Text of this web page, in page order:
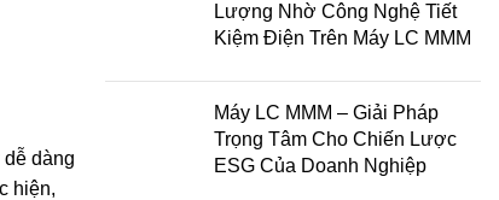
dàng
hiện,
Lượng Nhờ Công Nghệ Tiết
Kiệm Điện Trên Máy LC MMM
Máy LC MMM – Giải Pháp
Trọng Tâm Cho Chiến Lược
ESG Của Doanh Nghiệp